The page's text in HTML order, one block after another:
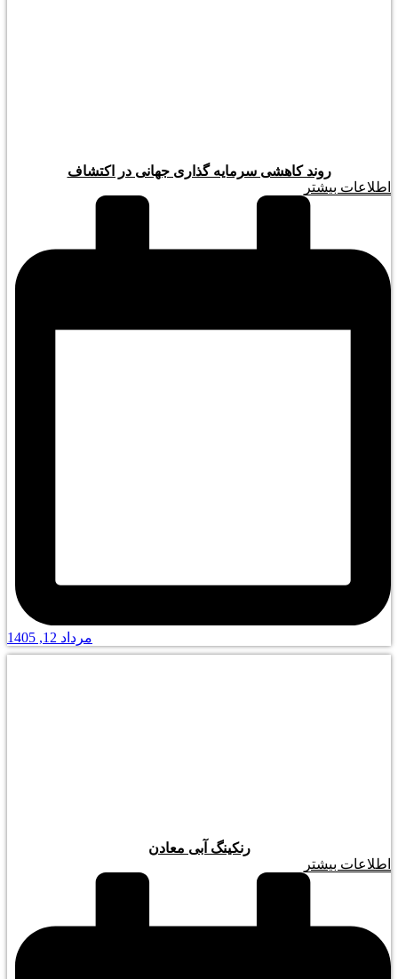
روند کاهشی سرمایه گذاری جهانی در اکتشاف
اطلاعات بیشتر
مرداد 12, 1405
رنکینگ آبی معادن
اطلاعات بیشتر